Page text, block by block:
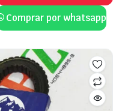
Comprar por whatsapp